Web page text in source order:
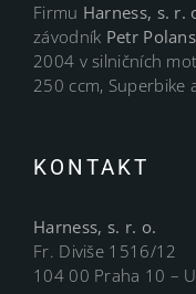
Firmu Harness, s. r.
závodník Petr
2004 v silničních
250 ccm, Superbike
KONTAKT
Harness, s. r. o.
Fr. Diviše 1516/12
104 00 Praha 10 –